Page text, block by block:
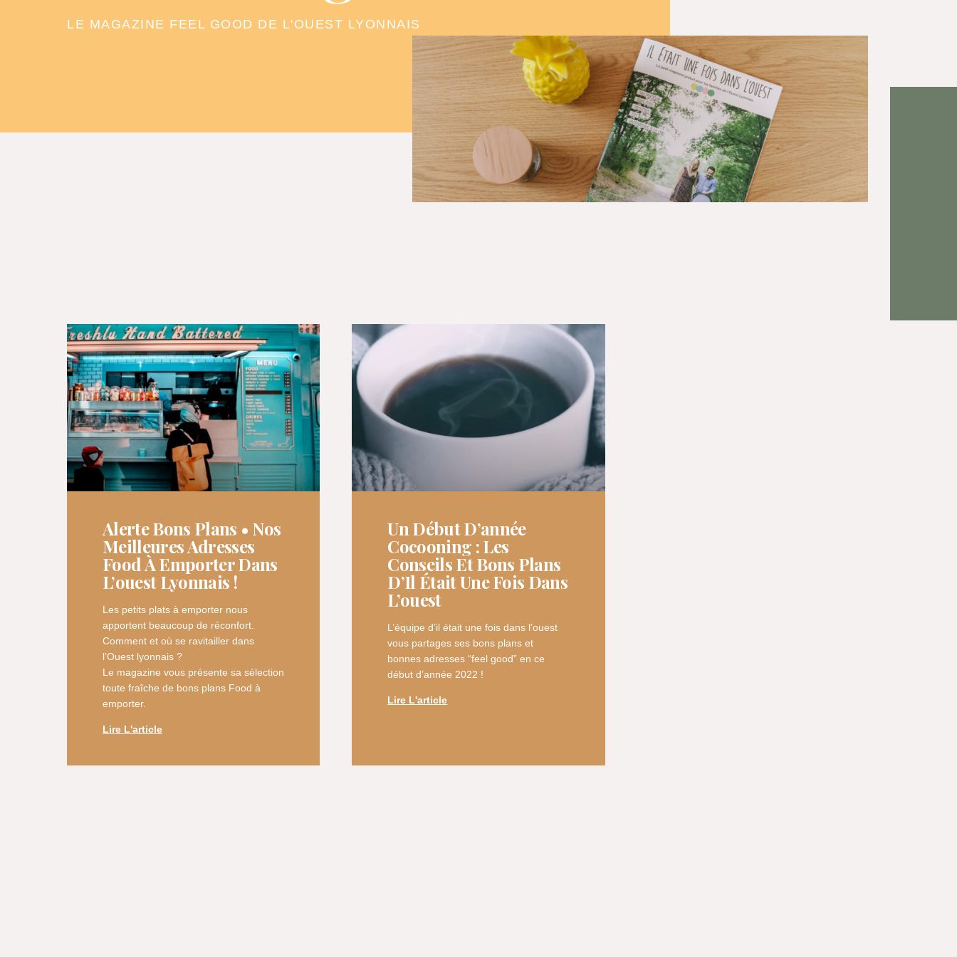
LE MAGAZINE FEEL GOOD DE L'OUEST LYONNAIS
Alerte Bons Plans • Nos
Meilleures Adresses
Food À Emporter Dans
L’ouest Lyonnais !
Les petits plats à emporter nous
apportent beaucoup de réconfort.
Comment et où se ravitailler dans
l’Ouest lyonnais ?
Le magazine vous présente sa sélection
toute fraîche de bons plans Food à
emporter.
Lire L'article
Un Début D’année
Cocooning : Les
Conseils Et Bons Plans
D’Il Était Une Fois Dans
L’ouest
L’équipe d’il était une fois dans l’ouest
vous partages ses bons plans et
bonnes adresses “feel good” en ce
début d’année 2022 !
Lire L'article